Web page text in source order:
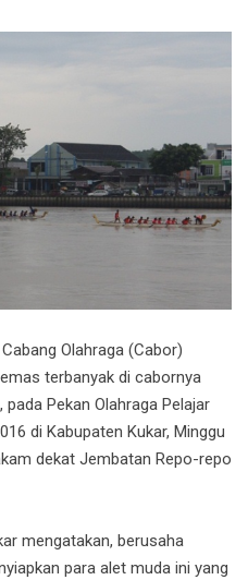
Olahraga (Cabor)
terbanyak di cabornya
Pekan Olahraga Pelajar
di Kabupaten Kukar, Minggu
dekat Jembatan Repo-repo
mengatakan, berusaha
para alet muda ini yang